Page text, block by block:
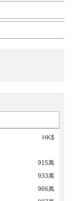
HK$
915萬
933萬
966萬